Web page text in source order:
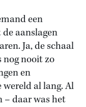
een
aanslagen
Ja, de schaal
nog nooit zo
en
wereld al lang. Al
– daar was het